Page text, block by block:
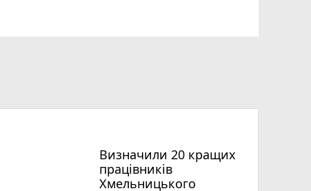
Визначили 20 кращих
працівників
Хмельницького